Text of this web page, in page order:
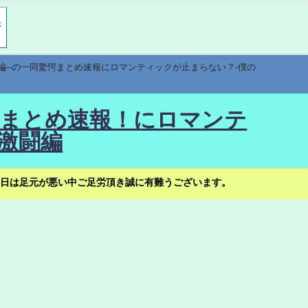
の一同驚愕まとめ速報にロマンティックが止まらない？-僕の
とめ速報！にロマンテ
闘編
足元が悪い中ご足労頂き誠に有難うございます。